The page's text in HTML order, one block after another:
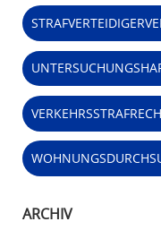
ARCHIV